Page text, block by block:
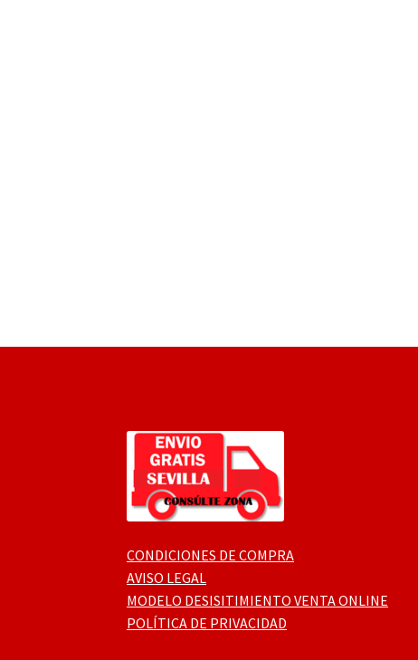
CONDICIONES DE COMPRA
AVISO LEGAL
MODELO DESISITIMIENTO VENTA ONLINE
POLÍTICA DE PRIVACIDAD